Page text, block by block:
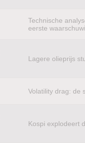
Technische
eerste
Lagere olieprijs
Volatility drag: de
Kospi explodeert